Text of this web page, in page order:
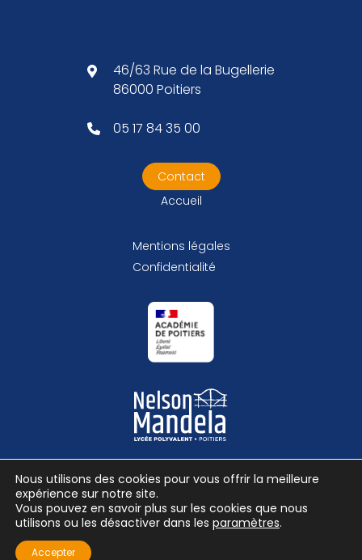
46/63 Rue de la Bugellerie
86000 Poitiers
05 17 84 35 00
Contact
Accueil
Mentions légales
Confidentialité
© Lycée Nelson Mandela
Nous utilisons des cookies pour vous offrir la meilleure
expérience sur notre site.
Vous pouvez en savoir plus sur les cookies que nous
utilisons ou les désactiver dans les paramètres.
Accepter